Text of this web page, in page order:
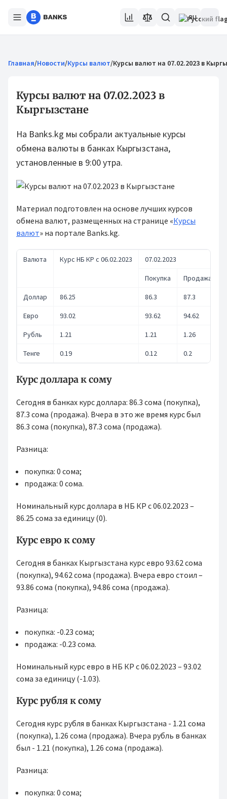
RU
Главная/Новости/Курсы валют/Курсы валют на 07.02.2023 в
Курсы валют на 07.02.2023 в
Кыргызстане
На Banks.kg мы собрали актуальные курсы
обмена валюты в банках Кыргызстана,
установленные в 9:00 утра.
Материал подготовлен на основе лучших курсов
обмена валют, размещенных на странице «Курсы
валют» на портале Banks.kg.
Валюта Курс НБ КР с 06.02.2023 07.02.2023
Покупка Продажа
Доллар 86.25 86.3 87.3
Евро 93.02 93.62 94.62
Рубль 1.21 1.21 1.26
Тенге 0.19 0.12 0.2
Курс доллара к сому
Сегодня в банках курс доллара: 86.3 сома (покупка),
87.3 сома (продажа). Вчера в это же время курс был
86.3 сома (покупка), 87.3 сома (продажа).
Разница:
покупка: 0 сома;
продажа: 0 сома.
Номинальный курс доллара в НБ КР с 06.02.2023 –
86.25 сома за единицу (0).
Курс евро к сому
Сегодня в банках Кыргызстана курс евро 93.62 сома
(покупка), 94.62 сома (продажа). Вчера евро стоил –
93.86 сома (покупка), 94.86 сома (продажа).
Разница:
покупка: -0.23 сома;
продажа: -0.23 сома.
Номинальный курс евро в НБ КР с 06.02.2023 – 93.02
сома за единицу (-1.03).
Курс рубля к сому
Сегодня курс рубля в банках Кыргызстана - 1.21 сома
(покупка), 1.26 сома (продажа). Вчера рубль в банках
был - 1.21 (покупка), 1.26 сома (продажа).
Разница:
покупка: 0 сома;